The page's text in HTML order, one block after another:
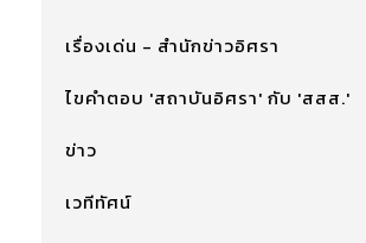
เรื่องเด่น - สำนักข่าวอิศรา
ไขคำตอบ 'สถาบันอิศรา' กับ 'สสส.'
ข่าว
เวทีทัศน์